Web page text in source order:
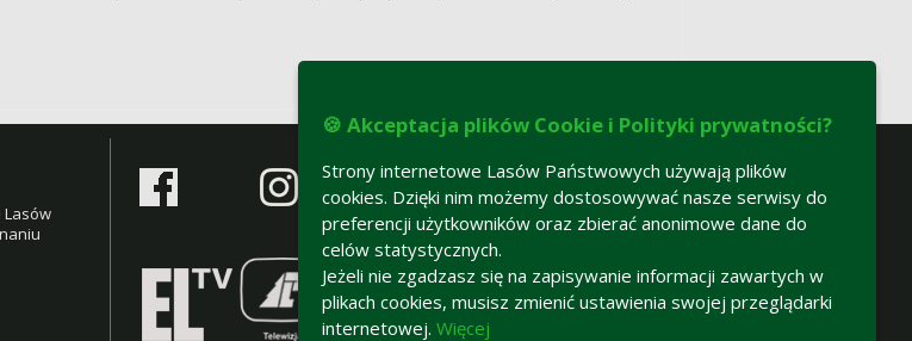
Lasów
logowanie
🍪 Akceptacja plików Cookie i Polityki prywatności?
Strony internetowe Lasów Państwowych używają plików
cookies. Dzięki nim możemy dostosowywać nasze serwisy do
preferencji użytkowników oraz zbierać anonimowe dane do
celów statystycznych.
Jeżeli nie zgadzasz się na zapisywanie informacji zawartych w
plikach cookies, musisz zmienić ustawienia swojej przeglądarki
internetowej. Więcej